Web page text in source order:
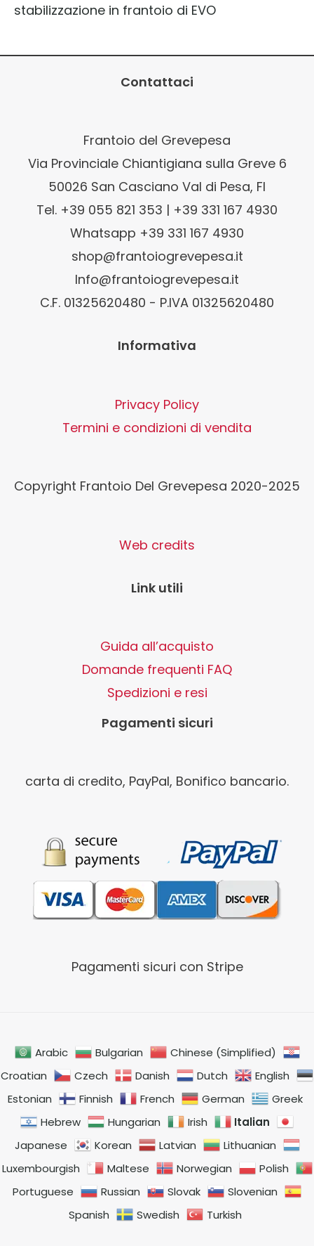
stabilizzazione in frantoio di EVO
Contattaci
Frantoio del Grevepesa
Via Provinciale Chiantigiana sulla Greve 6
50026 San Casciano Val di Pesa, FI
Tel. +39 055 821 353 | +39 331 167 4930
Whatsapp +39 331 167 4930
shop@frantoiogrevepesa.it
Info@frantoiogrevepesa.it
C.F. 01325620480 - P.IVA 01325620480
Informativa
Privacy Policy
Termini e condizioni di vendita
Copyright Frantoio Del Grevepesa 2020-2025
Web credits
Link utili
Guida all’acquisto
Domande frequenti FAQ
Spedizioni e resi
Pagamenti sicuri
carta di credito, PayPal, Bonifico bancario.
Pagamenti sicuri con Stripe
Arabic Bulgarian
Chinese (Simplified)
Croatian
Czech Danish Dutch
English
Estonian
Finnish French German
Greek
Hebrew
Hungarian Irish
Italian
Japanese
Korean Latvian
Lithuanian
Luxembourgish
Maltese Norwegian
Polish
Portuguese
Russian Slovak
Slovenian
Spanish
Swedish Turkish